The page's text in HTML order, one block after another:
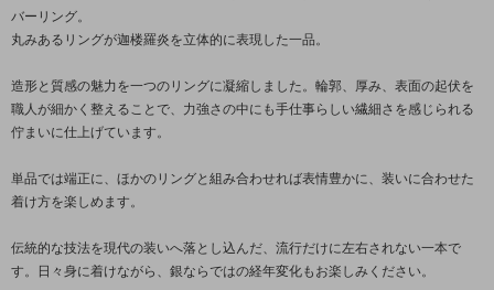
バーリング。
丸みあるリングが迦楼羅炎を立体的に表現した一品。
造形と質感の魅力を一つのリングに凝縮しました。輪郭、厚み、表面の起伏を
職人が細かく整えることで、力強さの中にも手仕事らしい繊細さを感じられる
佇まいに仕上げています。
単品では端正に、ほかのリングと組み合わせれば表情豊かに、装いに合わせた
着け方を楽しめます。
伝統的な技法を現代の装いへ落とし込んだ、流行だけに左右されない一本で
す。日々身に着けながら、銀ならではの経年変化もお楽しみください。